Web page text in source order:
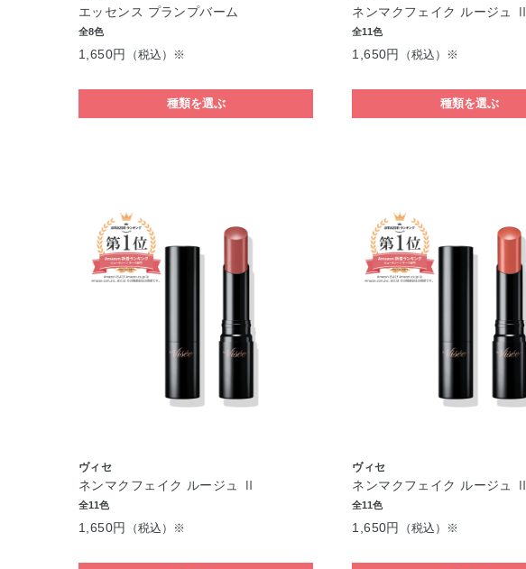
エッセンス プランプバーム
全8色
1,650円 （税込）※
種類を選ぶ
ネンマクフェイク ルージュ Ⅱ
全11色
1,650円 （税込）※
種類を選ぶ
ヴィセ
ネンマクフェイク ルージュ Ⅱ
全11色
1,650円 （税込）※
ヴィセ
ネンマクフェイク ルージュ Ⅱ
全11色
1,650円 （税込）※